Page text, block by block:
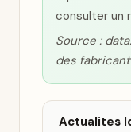
consulter un
Source :
des
Actualites